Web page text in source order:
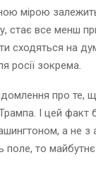
мірою
стає все менш
сходяться на
росії зокрема.
про те,
І цей
а не з
поле, то